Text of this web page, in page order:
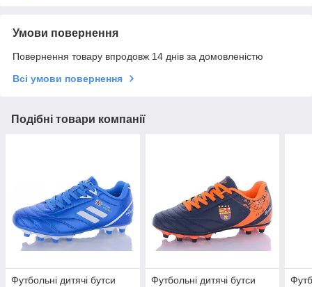
Умови повернення
Повернення товару впродовж 14 днів за домовленістю
Всі умови повернення
Подібні товари компанії
Футбольні дитячі бутси
Футбольні дитячі бутси